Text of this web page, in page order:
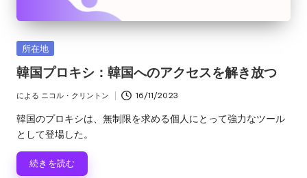
カ
テ
ゴ
リ
所在地
韓国プロキシ：韓国へのアクセスを解き放つ
投
稿
者
による ニコル・クリントン 16/11/2023
韓国のプロキシは、無制限を求める個人にとって強力なツール
として登場した。
続きを読む